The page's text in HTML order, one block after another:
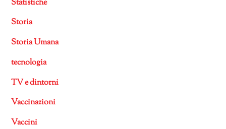
Statistiche
Storia
Storia Umana
tecnologia
TV e dintorni
Vaccinazioni
Vaccini